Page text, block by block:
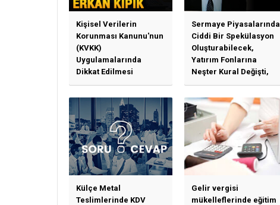
Kişisel Verilerin
Korunması Kanunu'nun
(KVKK)
Uygulamalarında
Dikkat Edilmesi
Gereken Özet Başlıklar
Sermaye Piyasalarında
Ciddi Bir Spekülasyon
Oluşturabilecek,
Yatırım Fonlarına
Neşter Kural Değişti,
SPK’dan Kritik Hamle
Haberlerine Sermaye
Piyasası Kurulundan
Yalanlama Ve Yerinde
Bir Açıklama Geldi
Külçe Metal
Teslimlerinde KDV
Gelir vergisi
mükelleflerinde eğitim